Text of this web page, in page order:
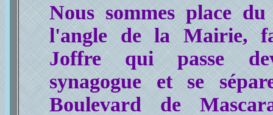
Nous sommes place
l'angle de la Mairie,
Joffre qui passe
synagogue et se
Boulevard de